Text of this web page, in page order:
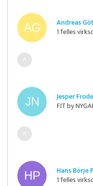
Andreas
1 felles
Jesper
FIT by
Hans Börje
1 felles